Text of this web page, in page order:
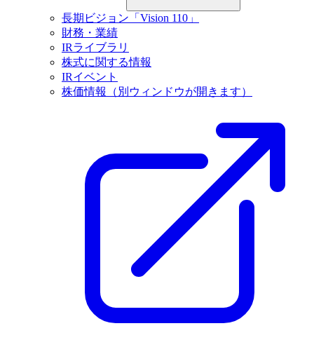
長期ビジョン「Vision 110」
財務・業績
IRライブラリ
株式に関する情報
IRイベント
株価情報
（別ウィンドウが開きます）